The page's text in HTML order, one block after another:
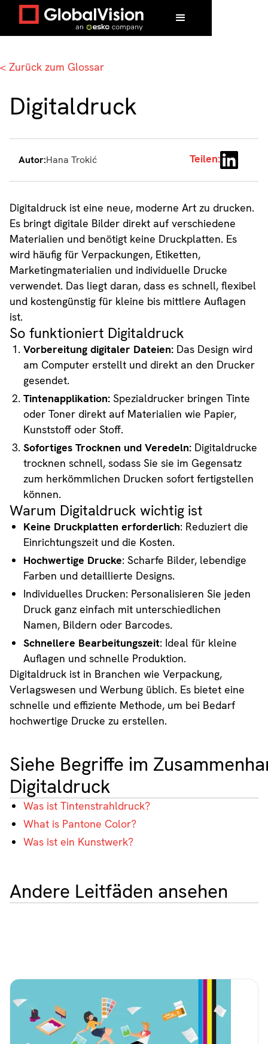
Zuhause/Glossar/ Digitaldruck
< Zurück zum Glossar
Digitaldruck
Autor:Hana Trokić Teilen:
Digitaldruck ist eine neue, moderne Art zu drucken.
Es bringt digitale Bilder direkt auf verschiedene
Materialien und benötigt keine Druckplatten. Es
wird häufig für Verpackungen, Etiketten,
Marketingmaterialien und individuelle Drucke
verwendet. Das liegt daran, dass es schnell, flexibel
und kostengünstig für kleine bis mittlere Auflagen
ist.
So funktioniert Digitaldruck
Vorbereitung digitaler Dateien: Das Design wird
am Computer erstellt und direkt an den Drucker
gesendet.
Tintenapplikation: Spezialdrucker bringen Tinte
oder Toner direkt auf Materialien wie Papier,
Kunststoff oder Stoff.
Sofortiges Trocknen und Veredeln: Digitaldrucke
trocknen schnell, sodass Sie sie im Gegensatz
zum herkömmlichen Drucken sofort fertigstellen
können.
Warum Digitaldruck wichtig ist
Keine Druckplatten erforderlich: Reduziert die
Einrichtungszeit und die Kosten.
Hochwertige Drucke: Scharfe Bilder, lebendige
Farben und detaillierte Designs.
Individuelles Drucken: Personalisieren Sie jeden
Druck ganz einfach mit unterschiedlichen
Namen, Bildern oder Barcodes.
Schnellere Bearbeitungszeit: Ideal für kleine
Auflagen und schnelle Produktion.
Digitaldruck ist in Branchen wie Verpackung,
Verlagswesen und Werbung üblich. Es bietet eine
schnelle und effiziente Methode, um bei Bedarf
hochwertige Drucke zu erstellen.
Siehe Begriffe im
Digitaldruck
Was ist Tintenstrahldruck?
What is Pantone Color?
Was ist ein Kunstwerk?
Andere Leitfäden ansehen